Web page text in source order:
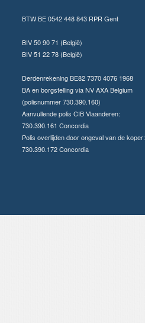
BTW BE 0542 448 843 RPR Gent
BIV 50 90 71 (België)
BIV 51 22 78 (België)
Derdenrekening BE82 7370 4076 1968
BA en borgstelling via NV AXA Belgium
(polisnummer 730.390.160)
Aanvullende polis CIB Vlaanderen:
730.390.161 Concordia
Polis overlijden door ongeval van de koper:
730.390.172 Concordia